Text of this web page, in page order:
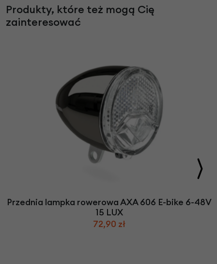
Produkty, które też mogą Cię
zainteresować
Przednia lampka rowerowa AXA 606 E-bike 6-48V
15 LUX
72,90 zł